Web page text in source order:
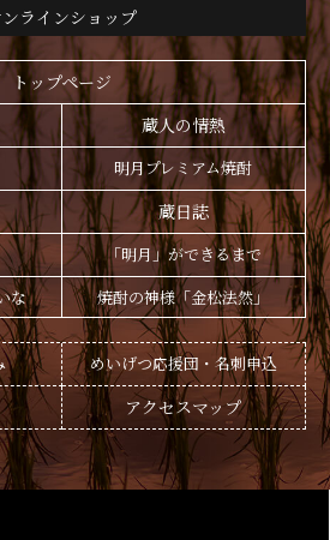
ラインショップ
トップページ
蔵人の情熱
明月プレミアム焼酎
蔵日誌
「明月」ができるまで
な
焼酎の神様「金松法然」
めいげつ応援団・名刺申込
アクセスマップ